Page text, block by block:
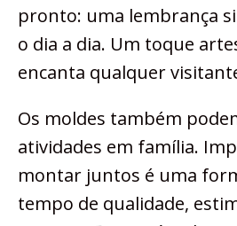
pronto: uma lembrança
o dia a dia. Um toque
encanta qualquer
Os moldes também
atividades em família.
montar juntos é uma
tempo de qualidade,